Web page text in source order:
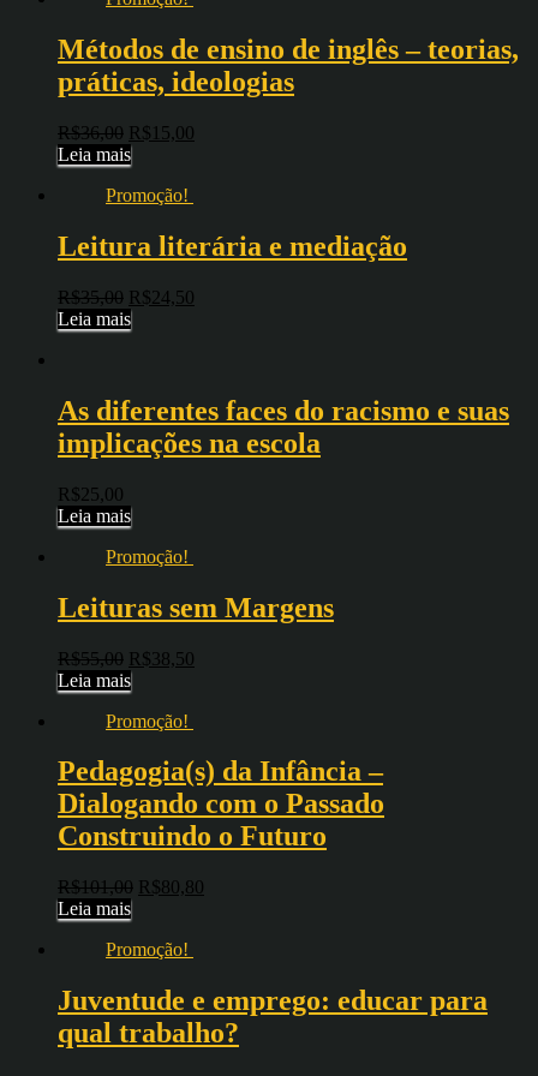
Métodos de ensino de inglês – teorias,
práticas, ideologias
R$36,00 R$ 15,00
Leia mais
Promoção!
Leitura literária e mediação
R$35,00 R$24,50
Leia mais
As diferentes faces do racismo e suas
implicações na escola
R$25,00
Leia mais
Promoção!
Leituras sem Margens
R$55,00 R$38,50
Leia mais
Promoção!
Pedagogia(s) da Infância –
Dialogando com o Passado
Construindo o Futuro
R$101,00 R$80,80
Leia mais
Promoção!
Juventude e emprego: educar para
qual trabalho?